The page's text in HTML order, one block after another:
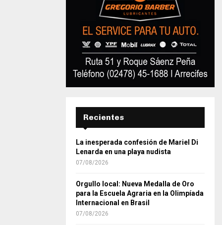
Recientes
La inesperada confesión de Mariel Di
Lenarda en una playa nudista
07/08/2026
Orgullo local: Nueva Medalla de Oro
para la Escuela Agraria en la Olimpíada
Internacional en Brasil
07/08/2026